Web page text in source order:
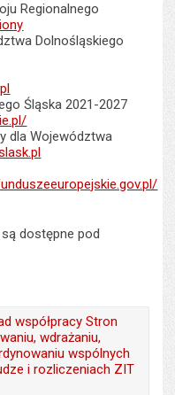
Regionalnego
Dolnośląskiego
Śląska 2021-2027
dla Województwa
dostępne pod
współpracy Stron
wdrażaniu,
wspólnych
i rozliczeniach ZIT